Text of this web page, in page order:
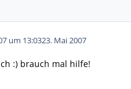
um 13:0323. Mai 2007
:) brauch mal hilfe!